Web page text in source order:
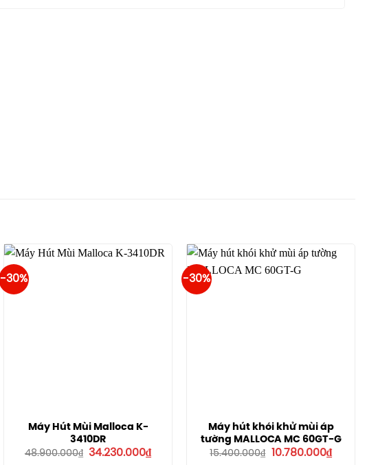
-30%
Máy Hút Mùi Malloca K-
3410DR
48.900.000₫ Giá
34.230.000₫Giá
hiện
-30%
Máy hút khói khử mùi áp
tường MALLOCA MC 60GT-G
15.400.000₫ Giá
10.780.000₫Giá
hiện